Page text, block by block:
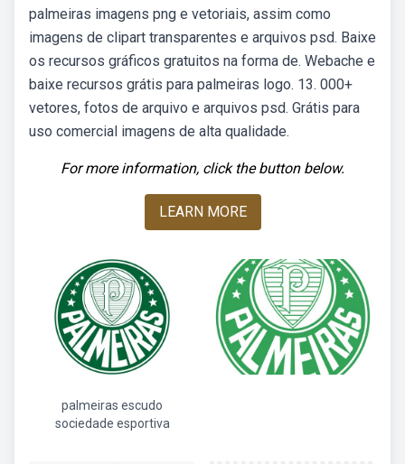
palmeiras imagens png e vetoriais, assim como
imagens de clipart transparentes e arquivos psd. Baixe
os recursos gráficos gratuitos na forma de. Webache e
baixe recursos grátis para palmeiras logo. 13. 000+
vetores, fotos de arquivo e arquivos psd. Grátis para
uso comercial imagens de alta qualidade.
For more information, click the button below.
LEARN MORE
palmeiras escudo
sociedade esportiva